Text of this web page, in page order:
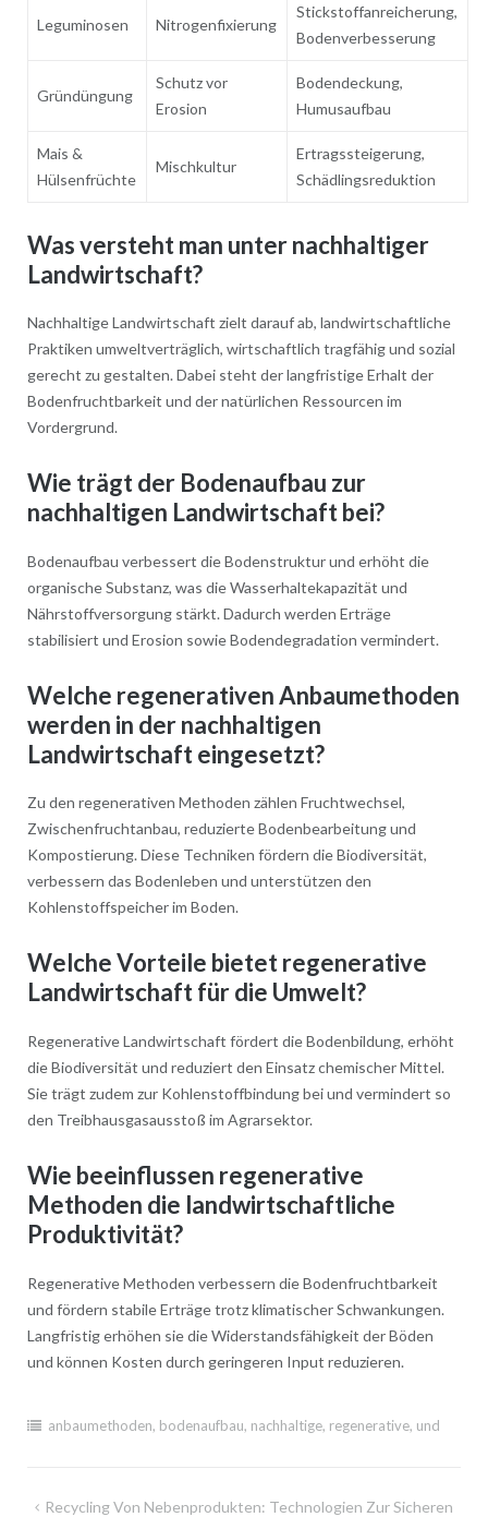
Leguminosen Nitrogenfixierung
Stickstoffanreicherung,
Bodenverbesserung
Gründüngung
Schutz vor
Erosion
Bodendeckung,
Humusaufbau
Mais &
Hülsenfrüchte
Mischkultur
Ertragssteigerung,
Schädlingsreduktion
Was versteht man unter nachhaltiger
Landwirtschaft?
Nachhaltige Landwirtschaft zielt darauf ab, landwirtschaftliche
Praktiken umweltverträglich, wirtschaftlich tragfähig und sozial
gerecht zu gestalten. Dabei steht der langfristige Erhalt der
Bodenfruchtbarkeit und der natürlichen Ressourcen im
Vordergrund.
Wie trägt der Bodenaufbau zur
nachhaltigen Landwirtschaft bei?
Bodenaufbau verbessert die Bodenstruktur und erhöht die
organische Substanz, was die Wasserhaltekapazität und
Nährstoffversorgung stärkt. Dadurch werden Erträge
stabilisiert und Erosion sowie Bodendegradation vermindert.
Welche regenerativen Anbaumethoden
werden in der nachhaltigen
Landwirtschaft eingesetzt?
Zu den regenerativen Methoden zählen Fruchtwechsel,
Zwischenfruchtanbau, reduzierte Bodenbearbeitung und
Kompostierung. Diese Techniken fördern die Biodiversität,
verbessern das Bodenleben und unterstützen den
Kohlenstoffspeicher im Boden.
Welche Vorteile bietet regenerative
Landwirtschaft für die Umwelt?
Regenerative Landwirtschaft fördert die Bodenbildung, erhöht
die Biodiversität und reduziert den Einsatz chemischer Mittel.
Sie trägt zudem zur Kohlenstoffbindung bei und vermindert so
den Treibhausgasausstoß im Agrarsektor.
Wie beeinflussen regenerative
Methoden die landwirtschaftliche
Produktivität?
Regenerative Methoden verbessern die Bodenfruchtbarkeit
und fördern stabile Erträge trotz klimatischer Schwankungen.
Langfristig erhöhen sie die Widerstandsfähigkeit der Böden
und können Kosten durch geringeren Input reduzieren.
anbaumethoden, bodenaufbau, nachhaltige, regenerative, und
Post
Recycling Von Nebenprodukten: Technologien Zur Sicheren